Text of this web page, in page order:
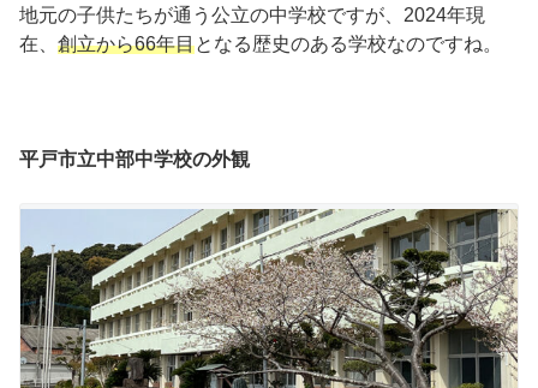
地元の子供たちが通う公立の中学校ですが、2024年現
在、 創立から66年目となる歴史のある学校なのですね。
平戸市立中部中学校の外観